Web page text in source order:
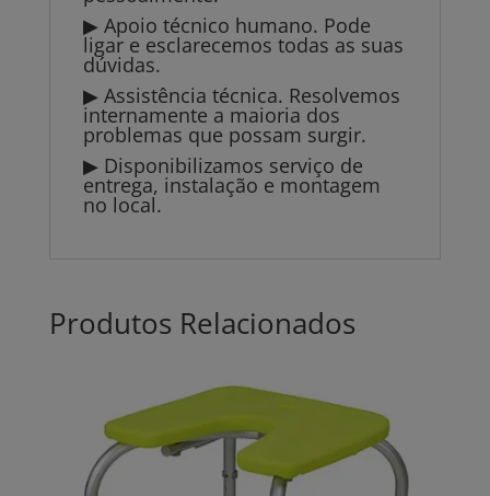
▶ Apoio técnico humano. Pode
ligar e esclarecemos todas as suas
dúvidas.
▶ Assistência técnica. Resolvemos
internamente a maioria dos
problemas que possam surgir.
▶ Disponibilizamos serviço de
entrega, instalação e montagem
no local.
Produtos Relacionados